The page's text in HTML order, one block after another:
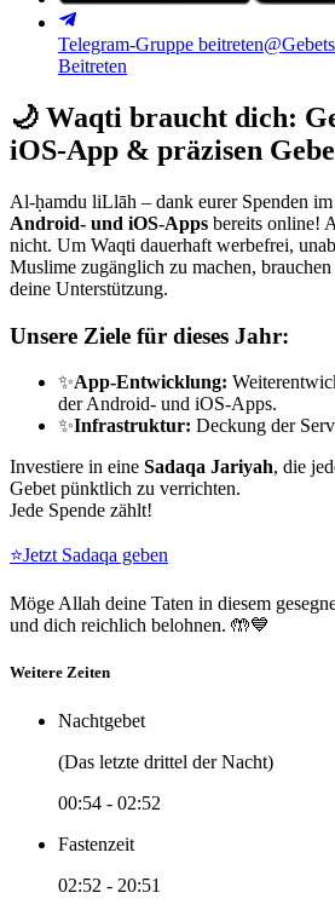
Telegram-Gruppe beitreten
Beitreten
🌙 Waqti braucht dich:
iOS-App & präzisen
Al-ḥamdu liLlāh – dank eurer Spenden
Android- und iOS-Apps bereits online!
nicht. Um Waqti dauerhaft werbefrei,
Muslime zugänglich zu machen,
deine Unterstützung.
Unsere Ziele für dieses Jahr:
✨App-Entwicklung:
der Android- und iOS-Apps.
✨Infrastruktur: Deckung der
Investiere in eine Sadaqa Jariyah, die
Gebet pünktlich zu verrichten.
Jede Spende zählt!
⭐Jetzt Sadaqa geben
Möge Allah deine Taten in diesem
und dich reichlich belohnen. 🤲💙
Weitere Zeiten
Nachtgebet
(Das letzte drittel der Nacht)
00:54 - 02:52
Fastenzeit
02:52 - 20:51